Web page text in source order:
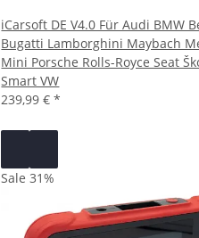
iCarsoft DE V4.0 Für Audi BMW
Bugatti Lamborghini Maybach
Mini Porsche Rolls-Royce Seat
Smart VW
239,99 €*
Sale 31%